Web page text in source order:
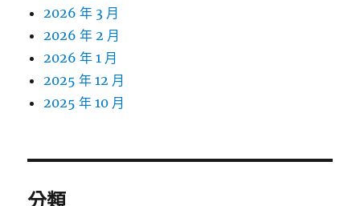
2026 年 3 月
2026 年 2 月
2026 年 1 月
2025 年 12 月
2025 年 10 月
分類